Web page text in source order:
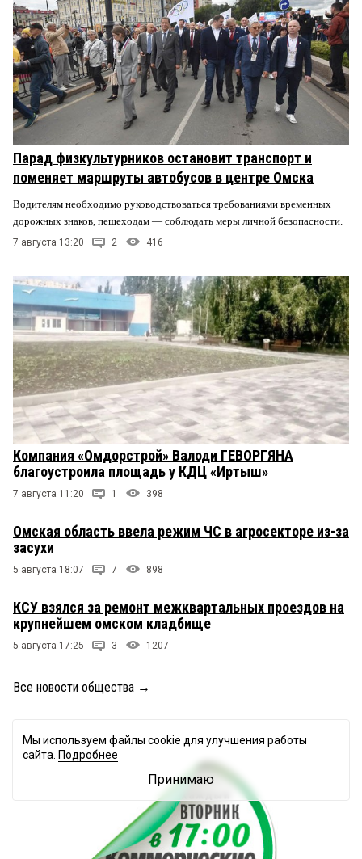
Парад физкультурников остановит транспорт и
поменяет маршруты автобусов в центре Омска
Водителям необходимо руководствоваться требованиями временных
дорожных знаков, пешеходам — соблюдать меры личной безопасности.
7 августа 13:20 2 416
Компания «Омдорстрой» Валоди ГЕВОРГЯНА
благоустроила площадь у КДЦ «Иртыш»
7 августа 11:20 1 398
Омская область ввела режим ЧС в агросекторе из-за
засухи
5 августа 18:07 7 898
КСУ взялся за ремонт межквартальных проездов на
крупнейшем омском кладбище
5 августа 17:25 3 1207
Все новости общества →
Мы используем файлы cookie для улучшения работы
сайта. Подробнее
Принимаю